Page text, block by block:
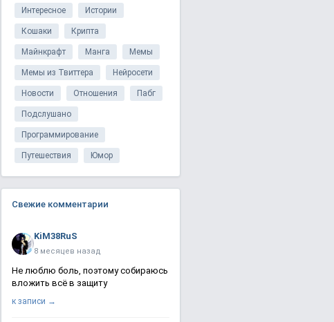
Интересное Истории
Кошаки Крипта
Майнкрафт Манга Мемы
Мемы из Твиттера Нейросети
Новости Отношения Пабг
Подслушано
Программирование
Путешествия Юмор
Свежие комментарии
KiM38RuS
8 месяцев назад
Не люблю боль, поэтому собираюсь
вложить всё в защиту
к записи →